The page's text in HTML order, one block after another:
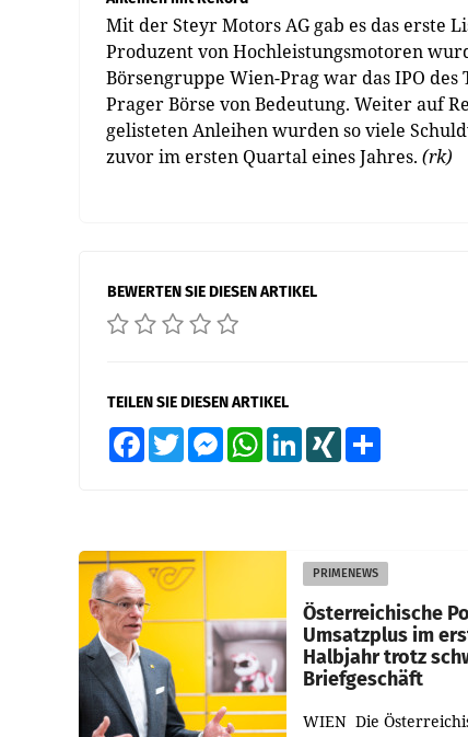
Mit der Steyr Motors AG gab es das erste
Produzent von Hochleistungsmotoren
Börsengruppe Wien-Prag war das IPO
Prager Börse von Bedeutung. Weiter auf
gelisteten Anleihen wurden so viele
zuvor im ersten Quartal eines Jahres. (rk)
BEWERTEN SIE DIESEN ARTIKEL
TEILEN SIE DIESEN ARTIKEL
FacebookTwitter MessengerWhatsAppLinkedInXING
PRIMENEWS
Österreichische
Umsatzplus im
Halbjahr trotz
Briefgeschäft
WIEN Die